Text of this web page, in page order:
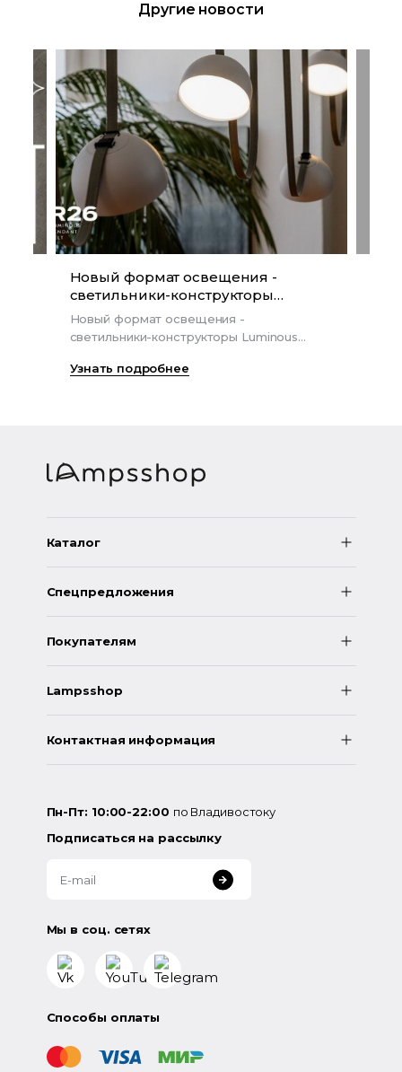
Другие новости
Новый формат освещения -
светильники-конструкторы
Luminous pendant belt R26
Новый формат освещения -
светильники-конструкторы Luminous
Узнать подробнее
Каталог
Спецпредложения
Покупателям
Lampsshop
Контактная информация
Пн-Пт: 10:00-22:00 по Владивостоку
Подписаться на рассылку
Мы в соц. сетях
Способы оплаты